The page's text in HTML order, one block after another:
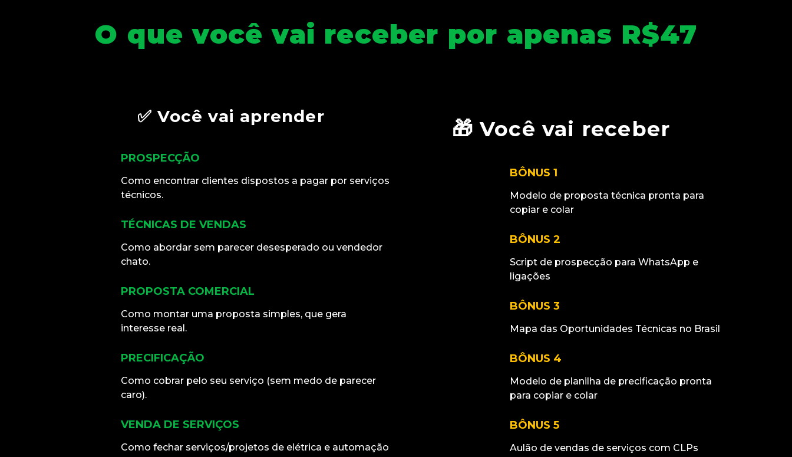
O que você vai receber por apenas R$47
✅ Você vai aprender
PROSPECÇÃO
Como encontrar clientes dispostos a pagar por serviços
técnicos.
TÉCNICAS DE VENDAS
Como abordar sem parecer desesperado ou vendedor
chato.
PROPOSTA COMERCIAL
Como montar uma proposta simples, que gera
interesse real.
PRECIFICAÇÃO
Como cobrar pelo seu serviço (sem medo de parecer
caro).
VENDA DE SERVIÇOS
Como fechar serviços/projetos de elétrica e automação
🎁 Você vai receber
BÔNUS 1
Modelo de proposta técnica pronta para
copiar e colar
BÔNUS 2
Script de prospecção para WhatsApp e
ligações
BÔNUS 3
Mapa das Oportunidades Técnicas no Brasil
BÔNUS 4
Modelo de planilha de precificação pronta
para copiar e colar
BÔNUS 5
Aulão de vendas de serviços com CLPs